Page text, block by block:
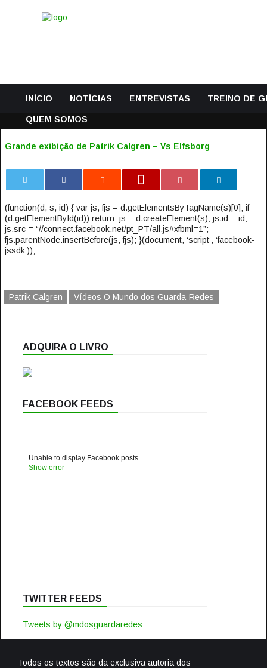
INÍCIO NOTÍCIAS ENTREVISTAS TREINO DE
QUEM SOMOS
Grande exibição de Patrik Calgren – Vs Elfsborg
(function(d, s, id) { var js, fjs = d.getElementsByTagName(s)[0]; if
(d.getElementById(id)) return; js = d.createElement(s); js.id = id;
js.src = “//connect.facebook.net/pt_PT/all.js#xfbml=1”;
fjs.parentNode.insertBefore(js, fjs); }(document, ‘script’, ‘facebook-
jssdk’));
Patrik Calgren Vídeos O Mundo dos Guarda-Redes
ADQUIRA O LIVRO
FACEBOOK FEEDS
Unable to display Facebook posts.
Show error
TWITTER FEEDS
Tweets by @mdosguardaredes
Todos os textos são da exclusiva autoria dos